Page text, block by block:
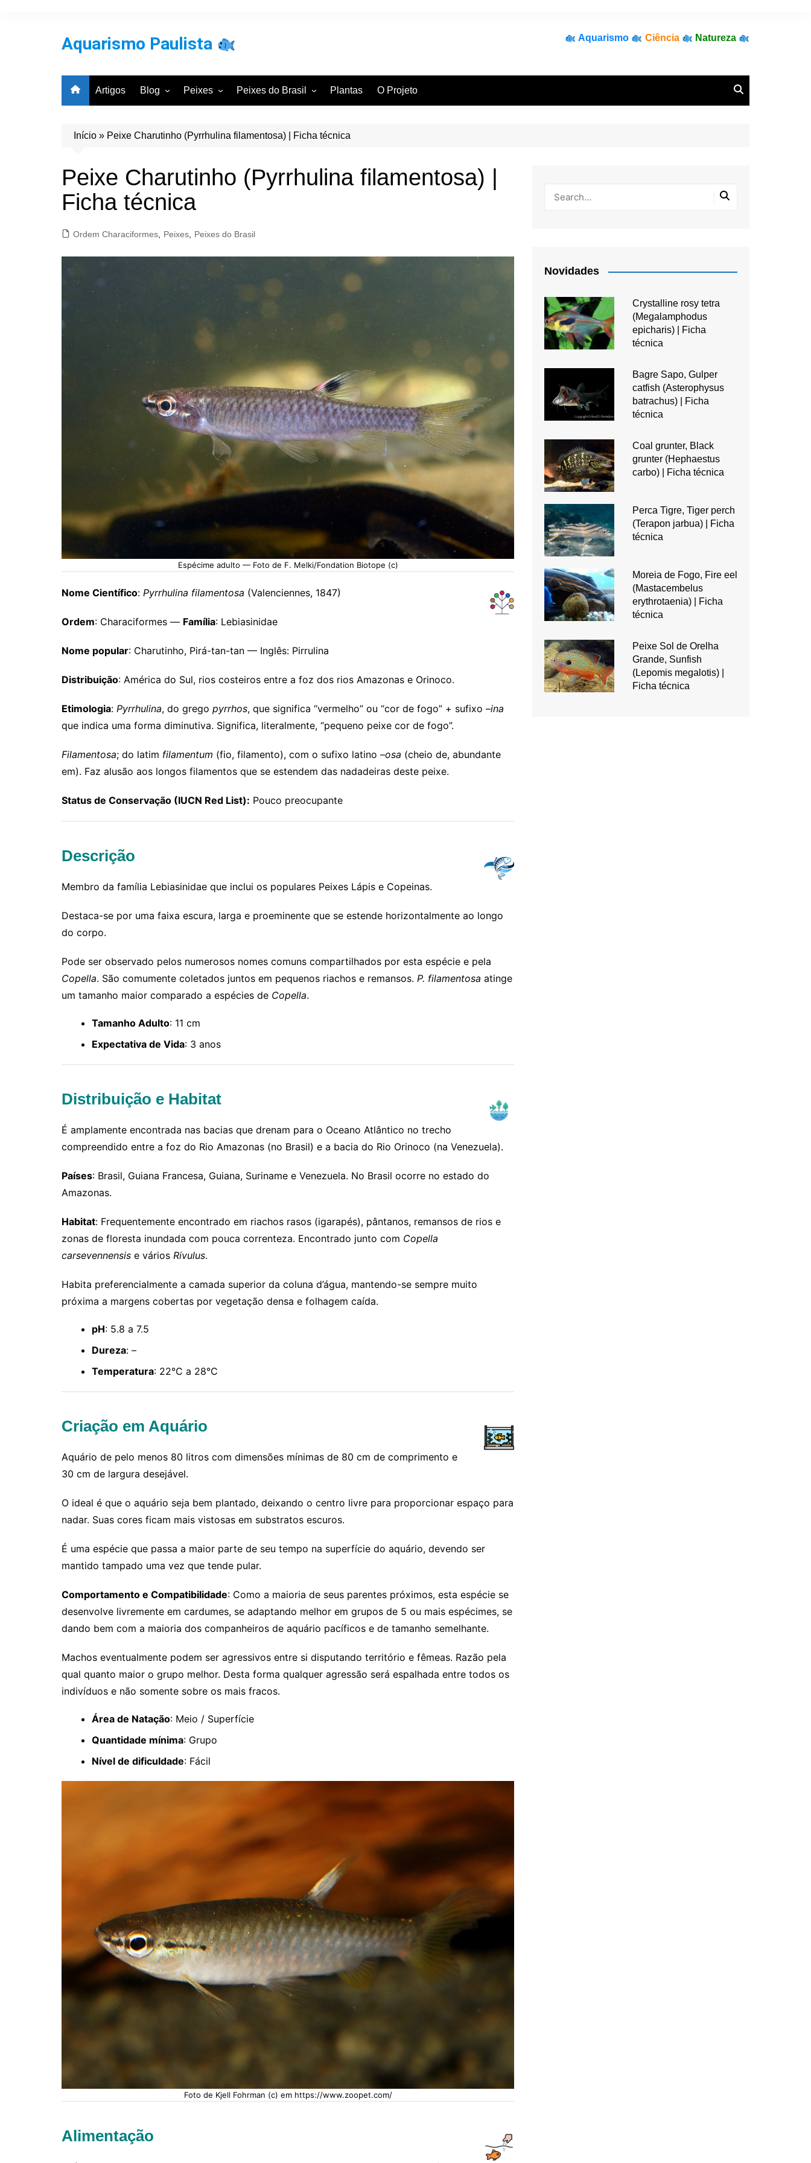
Aquarismo Paulista Aquarismo Ciência Natureza
Artigos Blog
Galeria de Aquários
Peixes
Por Grupos Comuns
Peixes do Brasil
Por Classificação Científica
Plantas O Projeto
Início » Peixe Charutinho (Pyrrhulina filamentosa) | Ficha técnica
Peixe Charutinho (Pyrrhulina filamentosa) |
Ficha técnica
Ordem Characiformes Peixes Peixes do Brasil
Espécime adulto — Foto de F. Melki/Fondation Biotope (c)
Nome Científico: Pyrrhulina filamentosa (Valenciennes, 1847)
Ordem: Characiformes — Família: Lebiasinidae
Nome popular: Charutinho, Pirá-tan-tan — Inglês: Pirrulina
Distribuição: América do Sul, rios costeiros entre a foz dos rios Amazonas e Orinoco.
Etimologia: Pyrrhulina, do grego pyrrhos, que significa “vermelho” ou “cor de fogo” + sufixo –ina
que indica uma forma diminutiva. Significa, literalmente, “pequeno peixe cor de fogo”.
Filamentosa; do latim filamentum (fio, filamento), com o sufixo latino –osa (cheio de, abundante
em). Faz alusão aos longos filamentos que se estendem das nadadeiras deste peixe.
Status de Conservação (IUCN Red List): Pouco preocupante
Descrição
Membro da família Lebiasinidae que inclui os populares Peixes Lápis e Copeinas.
Destaca-se por uma faixa escura, larga e proeminente que se estende horizontalmente ao longo
do corpo.
Pode ser observado pelos numerosos nomes comuns compartilhados por esta espécie e pela
Copella. São comumente coletados juntos em pequenos riachos e remansos. P. filamentosa atinge
um tamanho maior comparado a espécies de Copella.
Tamanho Adulto: 11 cm
Expectativa de Vida: 3 anos
Distribuição e Habitat
É amplamente encontrada nas bacias que drenam para o Oceano Atlântico no trecho
compreendido entre a foz do Rio Amazonas (no Brasil) e a bacia do Rio Orinoco (na Venezuela).
Países: Brasil, Guiana Francesa, Guiana, Suriname e Venezuela. No Brasil ocorre no estado do
Amazonas.
Habitat: Frequentemente encontrado em riachos rasos (igarapés), pântanos, remansos de rios e
zonas de floresta inundada com pouca correnteza. Encontrado junto com Copella
carsevennensis e vários Rivulus.
Habita preferencialmente a camada superior da coluna d’água, mantendo-se sempre muito
próxima a margens cobertas por vegetação densa e folhagem caída.
pH: 5.8 a 7.5
Dureza: –
Temperatura: 22°C a 28°C
Criação em Aquário
Aquário de pelo menos 80 litros com dimensões mínimas de 80 cm de comprimento e
30 cm de largura desejável.
O ideal é que o aquário seja bem plantado, deixando o centro livre para proporcionar espaço para
nadar. Suas cores ficam mais vistosas em substratos escuros.
É uma espécie que passa a maior parte de seu tempo na superfície do aquário, devendo ser
mantido tampado uma vez que tende pular.
Comportamento e Compatibilidade: Como a maioria de seus parentes próximos, esta espécie se
desenvolve livremente em cardumes, se adaptando melhor em grupos de 5 ou mais espécimes, se
dando bem com a maioria dos companheiros de aquário pacíficos e de tamanho semelhante.
Machos eventualmente podem ser agressivos entre si disputando território e fêmeas. Razão pela
qual quanto maior o grupo melhor. Desta forma qualquer agressão será espalhada entre todos os
indivíduos e não somente sobre os mais fracos.
Área de Natação: Meio / Superfície
Quantidade mínima: Grupo
Nível de dificuldade: Fácil
Foto de Kjell Fohrman (c) em https://www.zoopet.com/
Alimentação
Novidades
Crystalline rosy tetra
(Megalamphodus
epicharis) | Ficha
técnica
Bagre Sapo, Gulper
catfish (Asterophysus
batrachus) | Ficha
técnica
Coal grunter, Black
grunter (Hephaestus
carbo) | Ficha técnica
Perca Tigre, Tiger perch
(Terapon jarbua) | Ficha
técnica
Moreia de Fogo, Fire eel
(Mastacembelus
erythrotaenia) | Ficha
técnica
Peixe Sol de Orelha
Grande, Sunfish
(Lepomis megalotis) |
Ficha técnica